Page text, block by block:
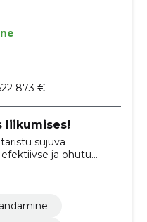
873 €
liikumises!
sujuva
ja ohutu